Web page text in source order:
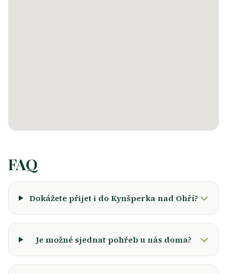
FAQ
Dokážete přijet i do Kynšperka nad Ohří?
Je možné sjednat pohřeb u nás doma?